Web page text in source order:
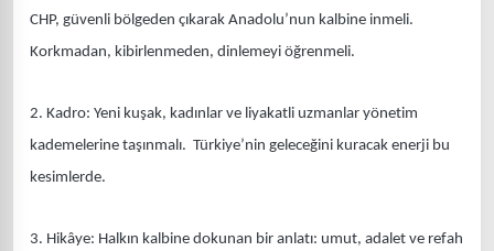
CHP, güvenli bölgeden çıkarak Anadolu’nun kalbine inmeli.
Korkmadan, kibirlenmeden, dinlemeyi öğrenmeli.
2. Kadro: Yeni kuşak, kadınlar ve liyakatli uzmanlar yönetim
kademelerine taşınmalı. Türkiye’nin geleceğini kuracak enerji bu
kesimlerde.
3. Hikâye: Halkın kalbine dokunan bir anlatı: umut, adalet ve refah